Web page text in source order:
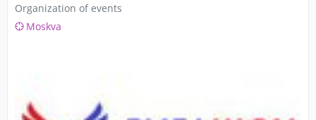
Organization of events
Moskva